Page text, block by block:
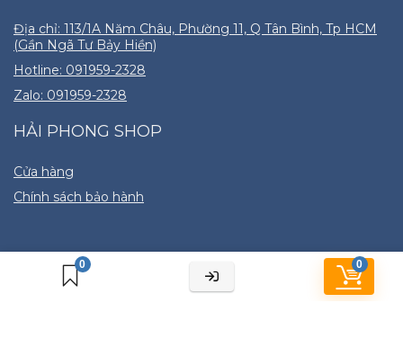
0 0
Địa chỉ: 113/1A Năm Châu, Phường 11, Q Tân Bình, Tp HCM
(Gần Ngã Tư Bảy Hiền)
Hotline: 091959-2328
Zalo: 091959-2328
HẢI PHONG SHOP
Cửa hàng
Chính sách bảo hành